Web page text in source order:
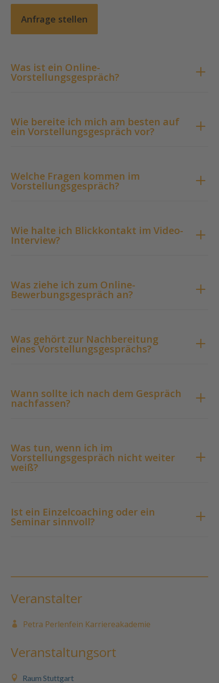
Anfrage stellen
Was ist ein Online-
Vorstellungsgespräch?
Wie bereite ich mich am besten auf
ein Vorstellungsgespräch vor?
Welche Fragen kommen im
Vorstellungsgespräch?
Wie halte ich Blickkontakt im Video-
Interview?
Was ziehe ich zum Online-
Bewerbungsgespräch an?
Was gehört zur Nachbereitung
eines Vorstellungsgesprächs?
Wann sollte ich nach dem Gespräch
nachfassen?
Was tun, wenn ich im
Vorstellungsgespräch nicht weiter
weiß?
Ist ein Einzelcoaching oder ein
Seminar sinnvoll?
Veranstalter
Petra Perlenfein Karriereakademie
Veranstaltungsort
Raum Stuttgart